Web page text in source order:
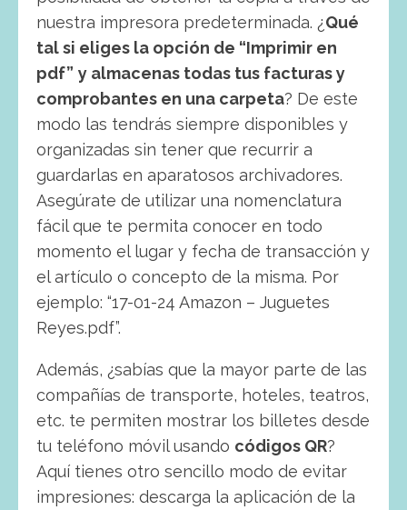
nuestra impresora predeterminada. ¿Qué
tal si eliges la opción de “Imprimir en
pdf” y almacenas todas tus facturas y
comprobantes en una carpeta? De este
modo las tendrás siempre disponibles y
organizadas sin tener que recurrir a
guardarlas en aparatosos archivadores.
Asegúrate de utilizar una nomenclatura
fácil que te permita conocer en todo
momento el lugar y fecha de transacción y
el artículo o concepto de la misma. Por
ejemplo: “17-01-24 Amazon – Juguetes
Reyes.pdf”.
Además, ¿sabías que la mayor parte de las
compañías de transporte, hoteles, teatros,
etc. te permiten mostrar los billetes desde
tu teléfono móvil usando códigos QR?
Aquí tienes otro sencillo modo de evitar
impresiones: descarga la aplicación de la